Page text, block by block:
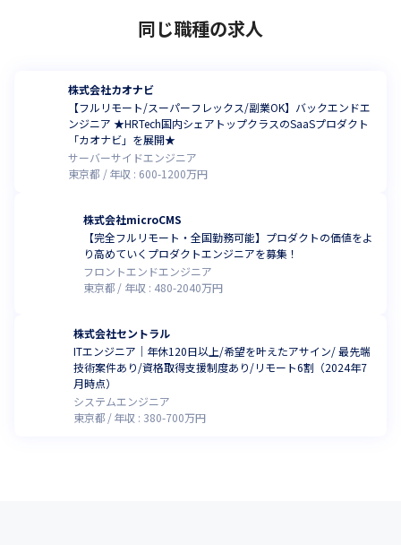
同じ職種の求人
株式会社カオナビ
【フルリモート/スーパーフレックス/副業OK】バックエンドエ
ンジニア ★HRTech国内シェアトップクラスのSaaSプロダクト
「カオナビ」を展開★
サーバーサイドエンジニア
東京都
年収 : 600-1200万円
株式会社microCMS
【完全フルリモート・全国勤務可能】プロダクトの価値をよ
り高めていくプロダクトエンジニアを募集！
フロントエンドエンジニア
東京都
年収 : 480-2040万円
株式会社セントラル
ITエンジニア｜年休120日以上/希望を叶えたアサイン/ 最先端
技術案件あり/資格取得支援制度あり/リモート6割（2024年7
月時点）
システムエンジニア
東京都
年収 : 380-700万円